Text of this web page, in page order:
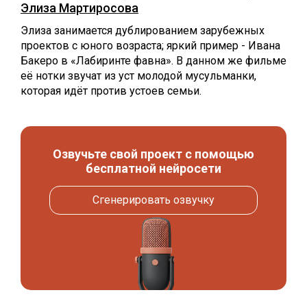
Элиза Мартиросова
Элиза занимается дублированием зарубежных
проектов с юного возраста; яркий пример - Ивана
Бакеро в «Лабиринте фавна». В данном же фильме
её нотки звучат из уст молодой мусульманки,
которая идёт против устоев семьи.
Озвучьте свой проект с помощью
бесплатной нейросети
Сгенерировать озвучку